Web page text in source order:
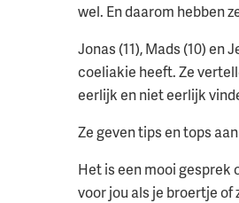
wel. En daarom hebben
Jonas (11), Mads (10) en
coeliakie heeft. Ze
eerlijk en niet eerlijk
Ze geven tips en tops
Het is een mooi gesprek
voor jou als je broertje